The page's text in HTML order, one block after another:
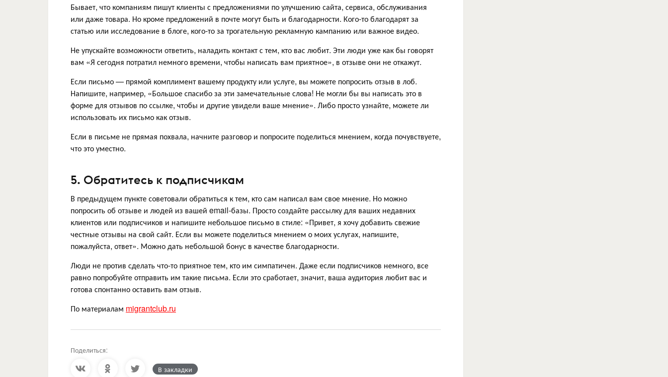
Бывает, что компаниям пишут клиенты с предложениями по улучшению сайта, сервиса, обслуживания
или даже товара. Но кроме предложений в почте могут быть и благодарности. Кого-то благодарят за
статью или исследование в блоге, кого-то за трогательную рекламную кампанию или важное видео.
Не упускайте возможности ответить, наладить контакт с тем, кто вас любит. Эти люди уже как бы говорят
вам «Я сегодня потратил немного времени, чтобы написать вам приятное», в отзыве они не откажут.
Если письмо — прямой комплимент вашему продукту или услуге, вы можете попросить отзыв в лоб.
Напишите, например, «Большое спасибо за эти замечательные слова! Не могли бы вы написать это в
форме для отзывов по ссылке, чтобы и другие увидели ваше мнение». Либо просто узнайте, можете ли
использовать их письмо как отзыв.
Если в письме не прямая похвала, начните разговор и попросите поделиться мнением, когда почувствуете,
что это уместно.
5. Обратитесь к подписчикам
В предыдущем пункте советовали обратиться к тем, кто сам написал вам свое мнение. Но можно
попросить об отзыве и людей из вашей email-базы. Просто создайте рассылку для ваших недавних
клиентов или подписчиков и напишите небольшое письмо в стиле: «Привет, я хочу добавить свежие
честные отзывы на свой сайт. Если вы можете поделиться мнением о моих услугах, напишите,
пожалуйста, ответ». Можно дать небольшой бонус в качестве благодарности.
Люди не против сделать что-то приятное тем, кто им симпатичен. Даже если подписчиков немного, все
равно попробуйте отправить им такие письма. Если это сработает, значит, ваша аудитория любит вас и
готова спонтанно оставить вам отзыв.
По материалам migrantclub.ru
Поделиться:
В закладки